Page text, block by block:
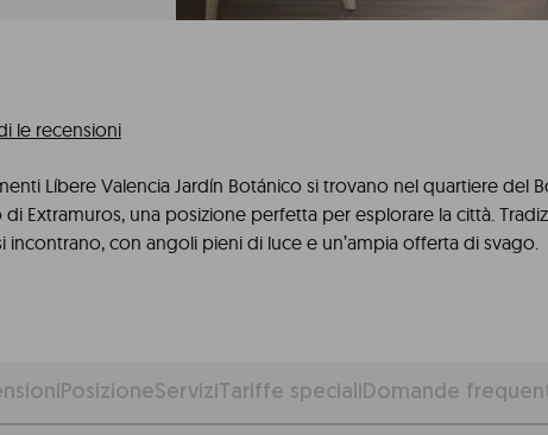
le recensioni
Líbere Valencia Jardín Botánico si trovano nel quartiere del
Extramuros, una posizione perfetta per esplorare la città.
incontrano, con angoli pieni di luce e un’ampia offerta di svago.
PosizioneServiziTariffe specialiDomande